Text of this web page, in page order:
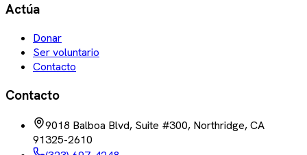
Actúa
Donar
Ser voluntario
Contacto
Contacto
9018 Balboa Blvd, Suite #300, Northridge, CA
91325-2610